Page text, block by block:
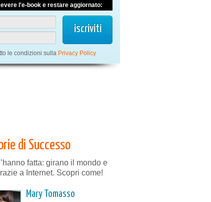
l'e-book e restare aggiornato:
le condizioni sulla Privacy Policy
di Successo
fatta: girano il mondo e
a Internet. Scopri come!
Mary Tomasso